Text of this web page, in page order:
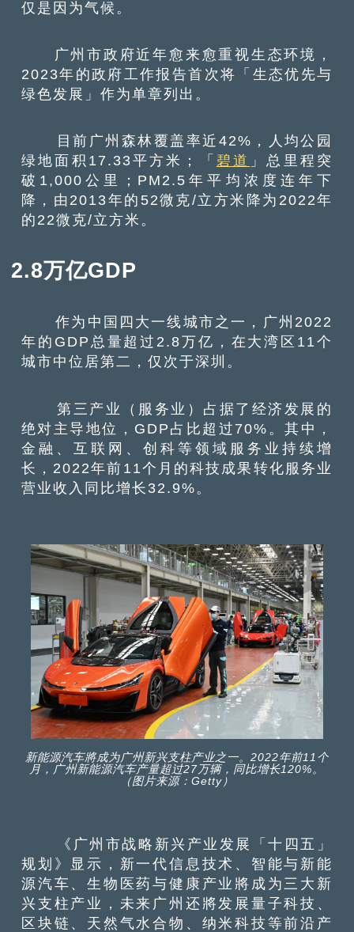
仅是因为气候。
广州市政府近年愈来愈重视生态环境，
2023年的政府工作报告首次将「生态优先与
绿色发展」作为单章列出。
目前广州森林覆盖率近42%，人均公园
绿地面积17.33平方米；「 碧道 」总里程突
破1,000公里；PM2.5年平均浓度连年下
降，由2013年的52微克/立方米降为2022年
的22微克/立方米。
2.8万亿GDP
作为中国四大一线城市之一，广州2022
年的GDP总量超过2.8万亿，在大湾区11个
城市中位居第二，仅次于深圳。
第三产业（服务业）占据了经济发展的
绝对主导地位，GDP占比超过70%。其中，
金融、互联网、创科等领域服务业持续增
长，2022年前11个月的科技成果转化服务业
营业收入同比增长32.9%。
新能源汽车將成为广州新兴支柱产业之一。2022年前11个
月，广州新能源汽车产量超过27万辆，同比增长120%。
（图片来源：Getty）
《广州市战略新兴产业发展「十四五」
规划》显示，新一代信息技术、智能与新能
源汽车、生物医药与健康产业將成为三大新
兴支柱产业，未来广州还將发展量子科技、
区块链、天然气水合物、纳米科技等前沿产